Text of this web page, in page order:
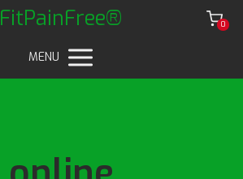
FitPainFree® 0
MENU